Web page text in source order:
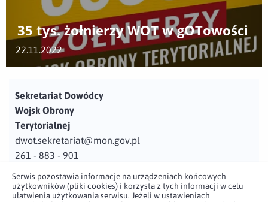
35 tys. żołnierzy WOT w gOTowości
22.11.2022
Sekretariat Dowódcy
Wojsk Obrony
Terytorialnej
dwot.sekretariat@mon.gov.pl
261 - 883 - 901
Adres
ul. Juzistek 2
Serwis pozostawia informacje na urządzeniach końcowych
użytkowników (pliki cookies) i korzysta z tych informacji w celu
ułatwienia użytkowania serwisu. Jeżeli w ustawieniach